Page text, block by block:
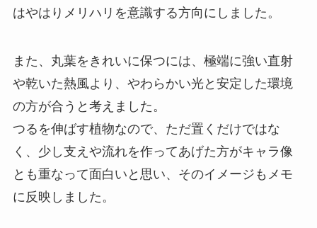
はやはりメリハリを意識する方向にしました。
また、丸葉をきれいに保つには、極端に強い直射
や乾いた熱風より、やわらかい光と安定した環境
の方が合うと考えました。
つるを伸ばす植物なので、ただ置くだけではな
く、少し支えや流れを作ってあげた方がキャラ像
とも重なって面白いと思い、そのイメージもメモ
に反映しました。